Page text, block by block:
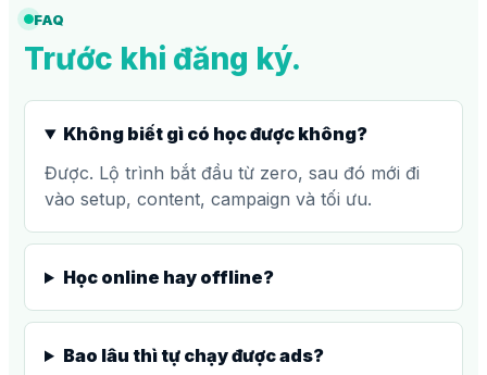
FAQ
Trước khi đăng ký.
Không biết gì có học được không?
Được. Lộ trình bắt đầu từ zero, sau đó mới đi
vào setup, content, campaign và tối ưu.
Học online hay offline?
Bao lâu thì tự chạy được ads?